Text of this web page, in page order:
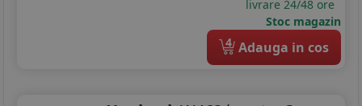
livrare 24/48 ore
Stoc magazin
4 Adauga in cos